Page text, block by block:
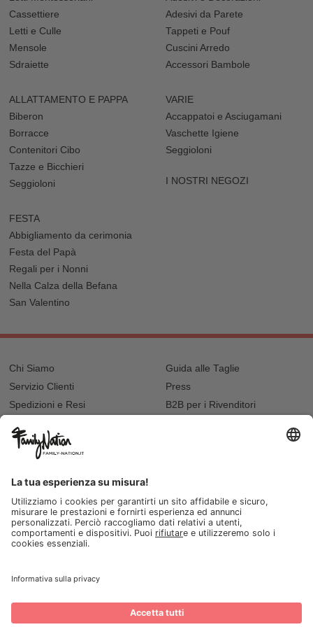
Cassettiere
Letti e Culle
Mensole
Sdraiette
Adesivi da Parete
Tappeti e Pouf
Cuscini Arredo
Accessori Bambole
ALLATTAMENTO E PAPPA
Biberon
Borracce
Contenitori Cibo
Tazze e Bicchieri
Seggioloni
VARIE
Accappatoi e Asciugamani
Vaschette Igiene
Seggioloni
I NOSTRI NEGOZI
FESTA
Abbigliamento da cerimonia
Festa del Papà
Regali per i Nonni
Nella Calza della Befana
San Valentino
Chi Siamo
Servizio Clienti
Spedizioni e Resi
Recupero password?
Lista regalo e nascita
Guida alle Taglie
Press
B2B per i Rivenditori